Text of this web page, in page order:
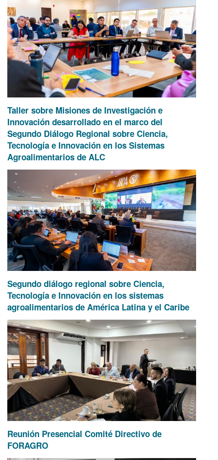
Taller sobre Misiones de Investigación e
Innovación desarrollado en el marco del
Segundo Diálogo Regional sobre Ciencia,
Tecnología e Innovación en los Sistemas
Agroalimentarios de ALC
Segundo diálogo regional sobre Ciencia,
Tecnología e Innovación en los sistemas
agroalimentarios de América Latina y el Caribe
Reunión Presencial Comité Directivo de
FORAGRO